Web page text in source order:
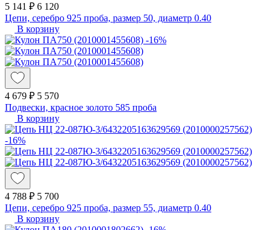
5 141 ₽ 6 120
Цепи, серебро 925 проба, размер 50, диаметр 0.40
В корзину
-16%
4 679 ₽ 5 570
Подвески, красное золото 585 проба
В корзину
-16%
4 788 ₽ 5 700
Цепи, серебро 925 проба, размер 55, диаметр 0.40
В корзину